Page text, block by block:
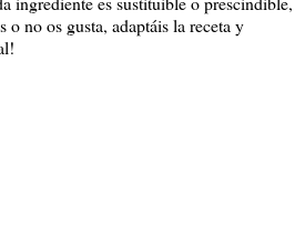
o no os gusta, adaptáis la receta y